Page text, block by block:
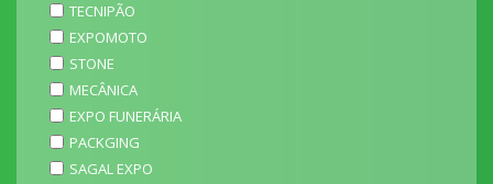
TECNIPÃO
EXPOMOTO
STONE
MECÂNICA
EXPO FUNERÁRIA
PACKGING
SAGAL EXPO